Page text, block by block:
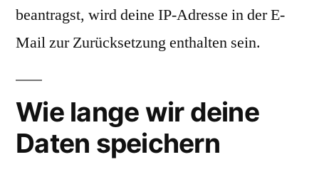
beantragst, wird deine IP-Adresse in der E-
Mail zur Zurücksetzung enthalten sein.
Wie lange wir deine
Daten speichern